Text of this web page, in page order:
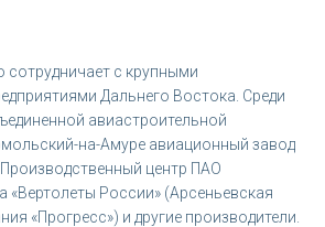
сотрудничает с крупными
Дальнего Востока. Среди
авиастроительной
на-Амуре авиационный завод
центр ПАО
«Вертолеты России» (Арсеньевская
«Прогресс») и другие производители.